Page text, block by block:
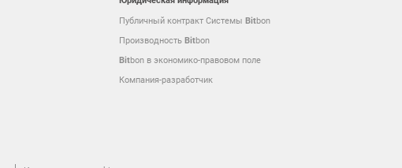
Публичный контракт Системы Bitbon
Производность Bitbon
Bitbon в экономико-правовом поле
Компания-разработчик